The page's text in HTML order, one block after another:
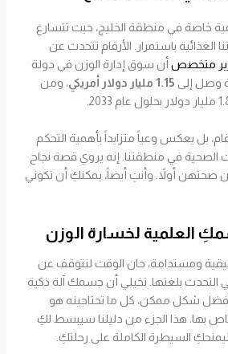
خاصة في منطقة الخليج، حيث تتسارع
الغذائية باستمرار. الأرقام تتحدث عن
متخصص أن سوق إدارة الوزن في دولة
وصل إلى 1.15 مليار دولار أمريكي
، ومن
بل يعكس وعياً متزايداً بأهمية التحكم
الصحية في منطقتنا. إنه يروي قصة نجاح
صحتهن أولاً. وأنتِ أيضاً، يمكنكِ أن تكوني
العلمية لخسارة الوزن
ومستدامة، حان الوقت لنتوقف عن
التحدث بلغتها. تخيلي أن جسمك آلة ذكية
شكل ممكن، كل ما تحتاجينه هو
بها. هذا الجزء من دليلنا سيبسط لكِ
السيطرة الكاملة على رحلتكِ.